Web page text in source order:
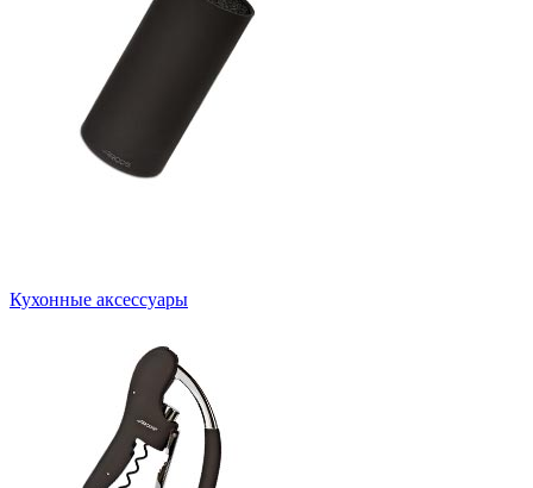
Кухонные аксессуары